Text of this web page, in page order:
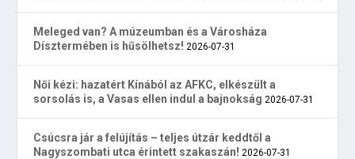
Meleged van? A múzeumban és a Városháza
Dísztermében is hűsölhetsz! 2026-07-31
Női kézi: hazatért Kínából az AFKC, elkészült a
sorsolás is, a Vasas ellen indul a bajnokság 2026-07-31
Csúcsra jár a felújítás – teljes útzár keddtől a
Nagyszombati utca érintett szakaszán! 2026-07-31